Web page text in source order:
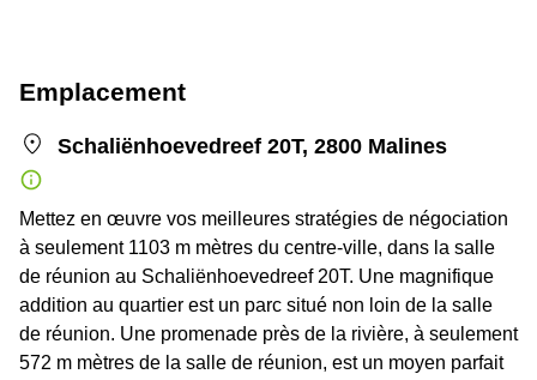
Emplacement
Schaliënhoevedreef 20T, 2800 Malines
Mettez en œuvre vos meilleures stratégies de négociation
à seulement 1103 m mètres du centre-ville, dans la salle
de réunion au Schaliënhoevedreef 20T. Une magnifique
addition au quartier est un parc situé non loin de la salle
de réunion. Une promenade près de la rivière, à seulement
572 m mètres de la salle de réunion, est un moyen parfait